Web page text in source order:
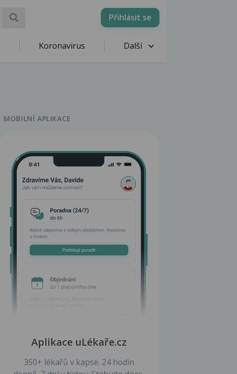
Přihlásit se
Koronavirus Další
MOBILNÍ APLIKACE
Aplikace uLékaře.cz
350+ lékařů v kapse. 24 hodin